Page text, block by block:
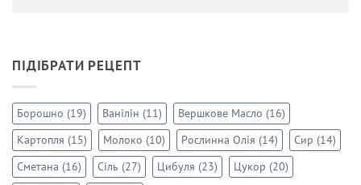
ПІДІБРАТИ РЕЦЕПТ
Борошно (19) Ванілін (11) Вершкове Масло (16)
Картопля (15) Молоко (10) Рослинна Олія (14) Сир (14)
Сметана (16) Сіль (27) Цибуля (23) Цукор (20)